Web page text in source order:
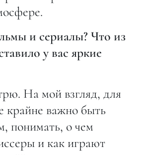
и сериалы? Что из
у вас яркие
На мой взгляд, для
крайне важно быть
понимать, о чем
и как играют